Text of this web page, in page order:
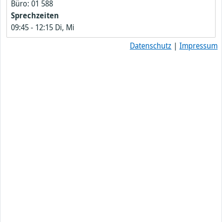
Büro: 01 588
Sprechzeiten
09:45- 12:15 Di, Mi
Datenschutz | Impressum